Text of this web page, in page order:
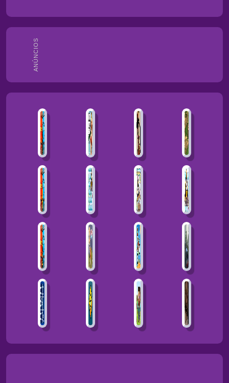
ANÚNCIOS